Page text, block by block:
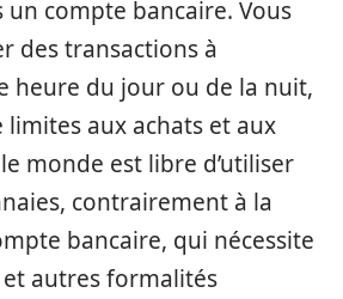
compte bancaire. Vous
des transactions à
heure du jour ou de la nuit,
limites aux achats et aux
monde est libre d’utiliser
contrairement à la
bancaire, qui nécessite
autres formalités